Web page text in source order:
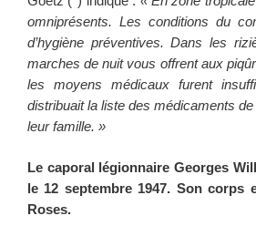
omniprésents. Les conditions du
d’hygiène préventives. Dans les
marches de nuit vous offrent aux
les moyens médicaux furent
distribuait la liste des médicaments
leur famille. »
Le caporal légionnaire Georges
le 12 septembre 1947. Son corps
Roses.